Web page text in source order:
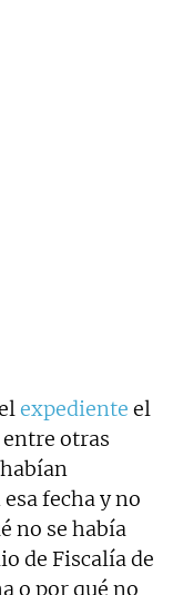
expediente el
entre otras
fecha y no
no se había
de Fiscalía de
o por qué no